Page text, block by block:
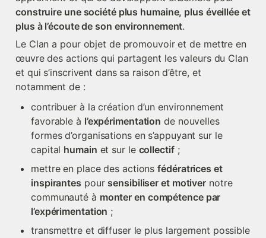
construire une société plus humaine, plus éveillée et
plus à l’écoute de son environnement.
Le Clan a pour objet de promouvoir et de mettre en
œuvre des actions qui partagent les valeurs du Clan
et qui s’inscrivent dans sa raison d’être, et
notamment de :
contribuer à la création d’un environnement
favorable à l’expérimentation de nouvelles
formes d’organisations en s’appuyant sur le
capital humain et sur le collectif ;
mettre en place des actions fédératrices et
inspirantes pour sensibiliser et motiver notre
communauté à monter en compétence par
l’expérimentation ;
transmettre et diffuser le plus largement possible